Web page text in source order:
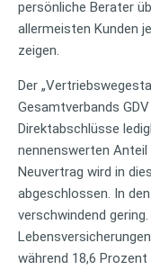
persönliche Berater
allermeisten Kunden
zeigen.
Der
Gesamtverbands
Direktabschlüsse
nennenswerten
Neuvertrag wird in
abgeschlossen. In
verschwindend
während 18,6 Prozent